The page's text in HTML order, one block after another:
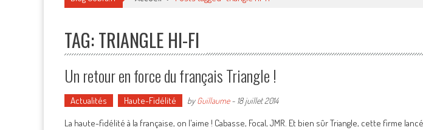
TAG: TRIANGLE HI-FI
Un retour en force du français Triangle !
Actualités Haute-Fidélité byGuillaume- 18 juillet 2014
La haute-fidélité à la française, on l'aime ! Cabasse, Focal, JMR. Et bien sûr Triangle, cette firme